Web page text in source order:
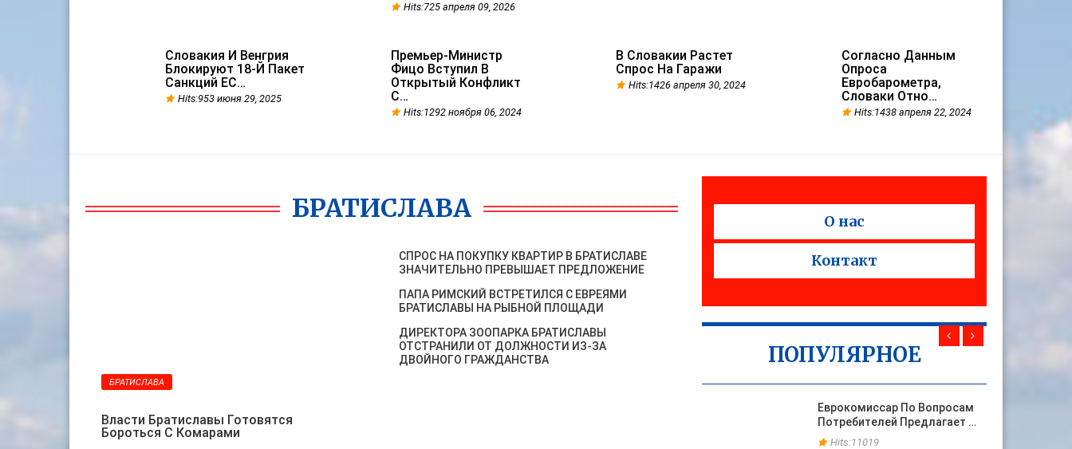
Hits:725 апреля 09, 2026
Словакия И Венгрия
Блокируют 18-Й Пакет
Санкций ЕС…
Hits:953 июня 29, 2025
Премьер-Министр
Фицо Вступил В
Открытый Конфликт
С…
Hits:1292 ноября 06, 2024
В Словакии Растет
Спрос На Гаражи
Hits:1426 апреля 30, 2024
Согласно Данным
Опроса
Евробарометра,
Словаки Отно…
Hits:1438 апреля 22, 2024
БРАТИСЛАВА
Власти Братиславы Готовятся
Бороться С Комарами
БРАТИСЛАВА
СПРОС НА ПОКУПКУ КВАРТИР В БРАТИСЛАВЕ
ЗНАЧИТЕЛЬНО ПРЕВЫШАЕТ ПРЕДЛОЖЕНИЕ
ПАПА РИМСКИЙ ВСТРЕТИЛСЯ С ЕВРЕЯМИ
БРАТИСЛАВЫ НА РЫБНОЙ ПЛОЩАДИ
ДИРЕКТОРА ЗООПАРКА БРАТИСЛАВЫ
ОТСТРАНИЛИ ОТ ДОЛЖНОСТИ ИЗ-ЗА
ДВОЙНОГО ГРАЖДАНСТВА
О нас
Контакт
ПОПУЛЯРНОЕ
Еврокомиссар По Вопросам
Потребителей Предлагает …
Hits:11019